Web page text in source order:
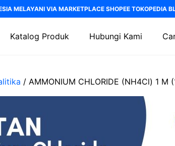
MELAYANI VIA MARKETPLACE SHOPEE TOKOPEDIA
Katalog Produk Hubungi Kami
/ AMMONIUM CHLORIDE (NH4Cl) 1 M